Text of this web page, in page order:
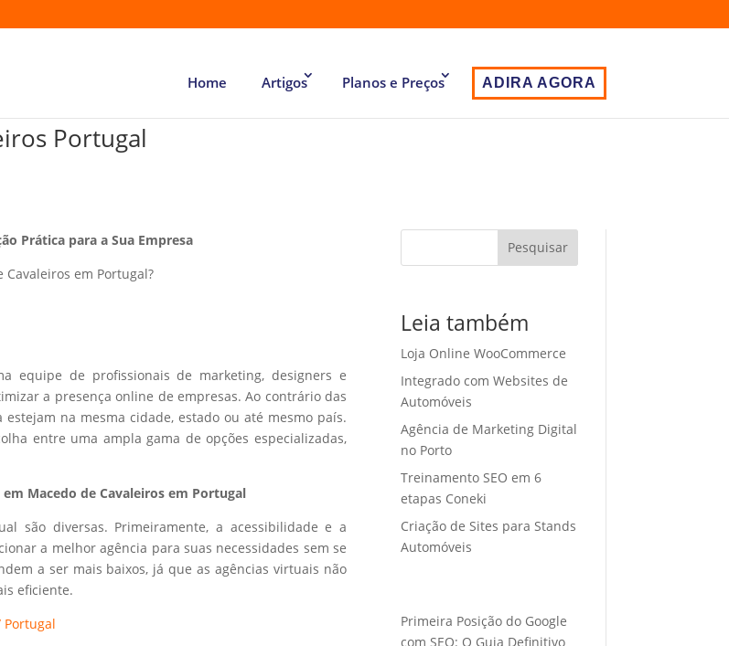
Home Artigos Planos e Preços ADIRA AGORA
Portugal
Prática para a Sua Empresa
em Portugal?
equipe de profissionais de marketing, designers e
a presença online de empresas. Ao contrário das
na mesma cidade, estado ou até mesmo país.
entre uma ampla gama de opções especializadas,
Macedo de Cavaleiros em Portugal
são diversas. Primeiramente, a acessibilidade e a
a melhor agência para suas necessidades sem se
a ser mais baixos, já que as agências virtuais não
eficiente.
Portugal
Pesquisar
Leia também
Loja Online WooCommerce
Integrado com Websites de
Automóveis
Agência de Marketing Digital
no Porto
Treinamento SEO em 6
etapas Coneki
Criação de Sites para Stands
Automóveis
Primeira Posição do Google
com SEO: O Guia Definitivo